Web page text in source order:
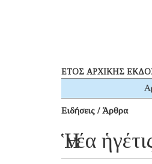
ΕΤΟΣ ΑΡΧΙΚΗΣ
Ειδήσεις / Άρθρα
Ἡ νέα